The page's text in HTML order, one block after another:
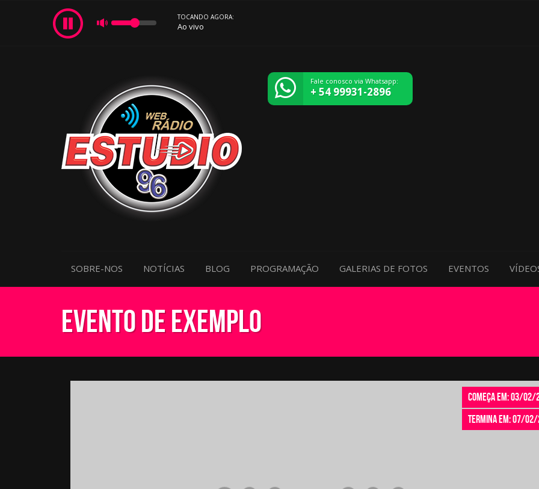
TOCANDO AGORA:
Ao vivo
Fale conosco via Whatsapp:
+ 54 99931-2896
SOBRE-NOS NOTÍCIAS BLOG PROGRAMAÇÃO GALERIAS DE FOTOS EVENTOS
Evento de Exemplo
Começa em: 03/02/
Termina em: 07/